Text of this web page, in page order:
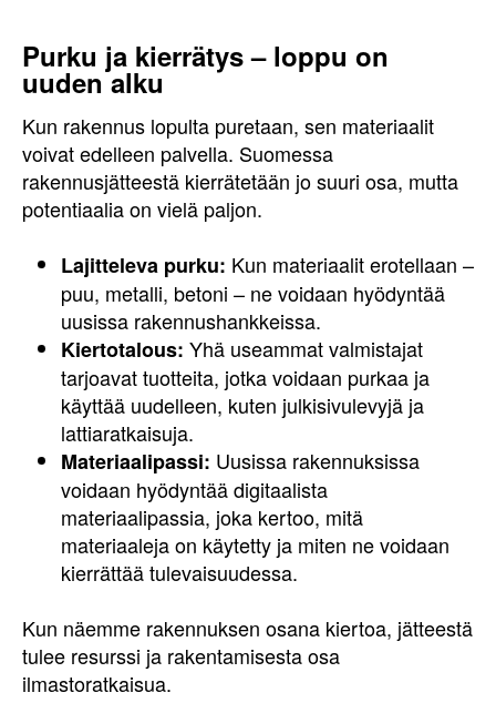
Purku ja kierrätys – loppu on
uuden alku
Kun rakennus lopulta puretaan, sen materiaalit
voivat edelleen palvella. Suomessa
rakennusjätteestä kierrätetään jo suuri osa, mutta
potentiaalia on vielä paljon.
Lajitteleva purku: Kun materiaalit erotellaan –
puu, metalli, betoni – ne voidaan hyödyntää
uusissa rakennushankkeissa.
Kiertotalous: Yhä useammat valmistajat
tarjoavat tuotteita, jotka voidaan purkaa ja
käyttää uudelleen, kuten julkisivulevyjä ja
lattiaratkaisuja.
Materiaalipassi: Uusissa rakennuksissa
voidaan hyödyntää digitaalista
materiaalipassia, joka kertoo, mitä
materiaaleja on käytetty ja miten ne voidaan
kierrättää tulevaisuudessa.
Kun näemme rakennuksen osana kiertoa, jätteestä
tulee resurssi ja rakentamisesta osa
ilmastoratkaisua.